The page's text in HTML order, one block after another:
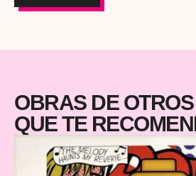
OBRAS DE
QUE TE